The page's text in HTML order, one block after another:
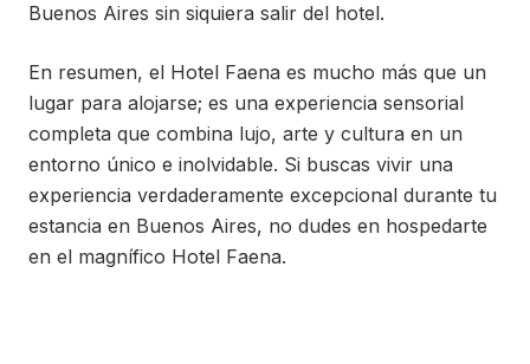
Buenos Aires sin siquiera salir del hotel.
En resumen, el Hotel Faena es mucho más que un
lugar para alojarse; es una experiencia sensorial
completa que combina lujo, arte y cultura en un
entorno único e inolvidable. Si buscas vivir una
experiencia verdaderamente excepcional durante tu
estancia en Buenos Aires, no dudes en hospedarte
en el magnífico Hotel Faena.